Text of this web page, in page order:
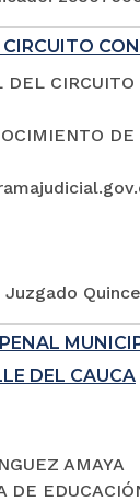
DEL CIRCUITO
DE
DEL CAUCA
AMAYA
DE